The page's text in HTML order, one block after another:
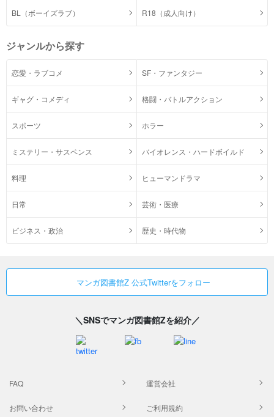
BL（ボーイズラブ） R18（成人向け）
ジャンルから探す
恋愛・ラブコメ SF・ファンタジー
ギャグ・コメディ 格闘・バトルアクション
スポーツ ホラー
ミステリー・サスペンス バイオレンス・ハードボイルド
料理 ヒューマンドラマ
日常 芸術・医療
ビジネス・政治 歴史・時代物
マンガ図書館Z 公式Twitterをフォロー
＼SNSでマンガ図書館Zを紹介／
FAQ 運営会社
お問い合わせ ご利用規約